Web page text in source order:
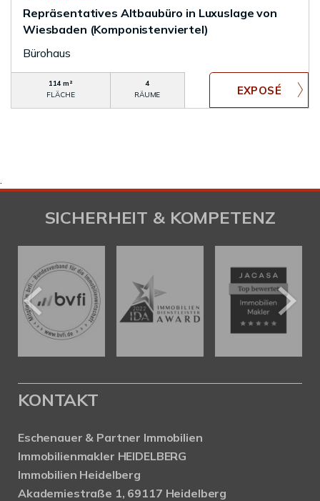
Repräsentatives Altbaubüro in Luxuslage von
Wiesbaden (Komponistenviertel)
Bürohaus
114 m²
FLÄCHE
4
RÄUME
.
SICHERHEIT & KOMPETENZ
KONTAKT
Eschenauer & Partner Immobilien
Immobilienmakler HEIDELBERG
Immobilien Heidelberg
Akademiestraße 1, 69117 Heidelberg